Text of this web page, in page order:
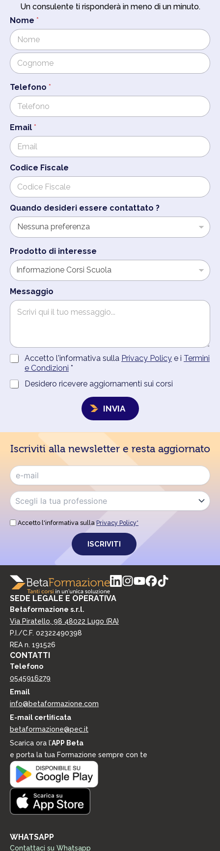
Un consulente ti risponderà in meno di un minuto.
N
m
e
*
e
s
s
e
r
e
Nome *
Telefono *
Email *
Codice Fiscale
Quando desideri essere contattato ?
Prodotto di interesse
Messaggio
A
e
i
n
c
o
d
i
i
p
v
a
c
y
*
Accetto l'informativa sulla Privacy Policy e i Termini
e Condizioni *
C
n
o
r
i
c
e
v
r
n
c
a
z
i
o
n
i
d
m
a
r
k
e
t
i
n
g
Desidero ricevere aggiornamenti sui corsi
INVIA
Iscriviti alla newsletter e resta aggiornato
Accetto l'informativa sulla Privacy Policy*
SEDE LEGALE E OPERATIVA
Betaformazione s.r.l.
Via Piratello, 98 48022 Lugo (RA)
P.I./C.F. 02322490398
REA n. 191526
CONTATTI
Telefono
0545916279
Email
info@betaformazione.com
E-mail certiﬁcata
betaformazione@pec.it
Scarica ora l’APP Beta
e porta la tua Formazione sempre con te
WHATSAPP
Contattaci su Whatsapp